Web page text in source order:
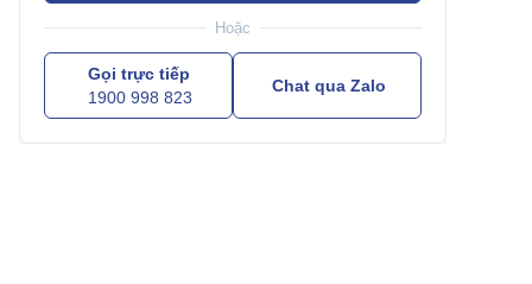
Hoặc
Gọi trực tiếp
1900 998 823
Chat qua Zalo